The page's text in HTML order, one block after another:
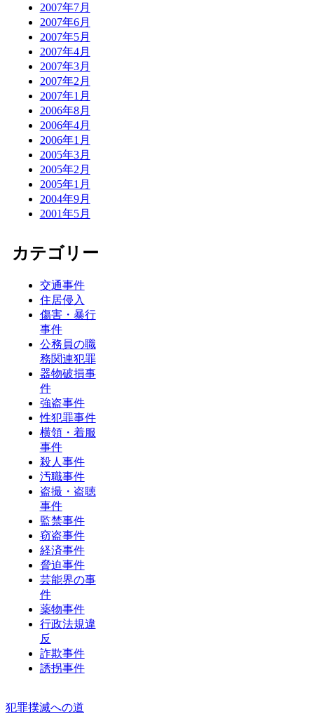
2007年7月
2007年6月
2007年5月
2007年4月
2007年3月
2007年2月
2007年1月
2006年8月
2006年4月
2006年1月
2005年3月
2005年2月
2005年1月
2004年9月
2001年5月
カテゴリー
交通事件
住居侵入
傷害・暴行
事件
公務員の職
務関連犯罪
器物破損事
件
強盗事件
性犯罪事件
横領・着服
事件
殺人事件
汚職事件
盗撮・盗聴
事件
監禁事件
窃盗事件
経済事件
脅迫事件
芸能界の事
件
薬物事件
行政法規違
反
詐欺事件
誘拐事件
犯罪撲滅への道